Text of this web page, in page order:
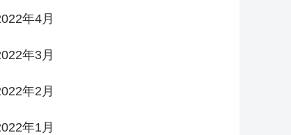
年4月
年3月
年2月
年1月